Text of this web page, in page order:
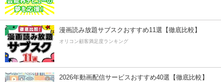
漫画読み放題サブスクおすすめ11選【徹底比較】
オリコン顧客満足度ランキング
2026年動画配信サービスおすすめ40選【徹底比較】